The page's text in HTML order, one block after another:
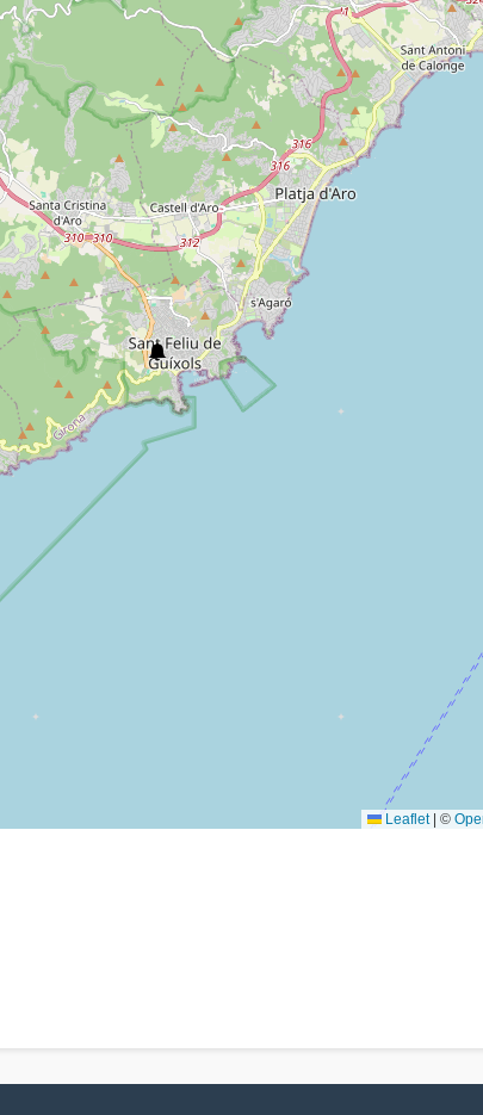
Leaflet ©